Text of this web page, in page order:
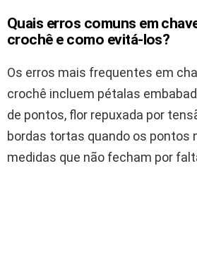
Quais erros comuns em
crochê e como evitá-los?
Os erros mais frequentes em
crochê incluem pétalas
de pontos, flor repuxada por
bordas tortas quando os pontos
medidas que não fecham por